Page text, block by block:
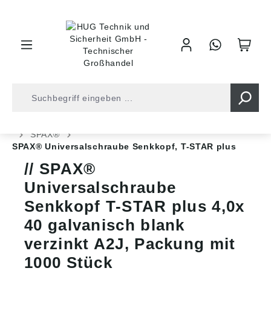
SPAX®
SPAX® Universalschraube Senkkopf, T-STAR plus
SPAX®
Universalschraube
Senkkopf T-STAR plus 4,0x
40 galvanisch blank
verzinkt A2J, Packung mit
1000 Stück